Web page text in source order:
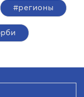
#регионы